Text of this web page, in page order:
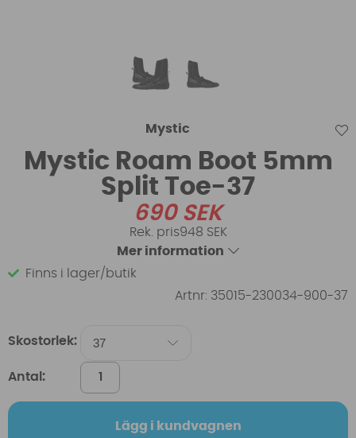
Mystic
Mystic Roam Boot 5mm
Split Toe-37
690SEK
948 SEK
Mer information
Finns i lager/butik
Artnr: 35015-230034-900-37
Skostorlek:
Antal:
Lägg i kundvagnen